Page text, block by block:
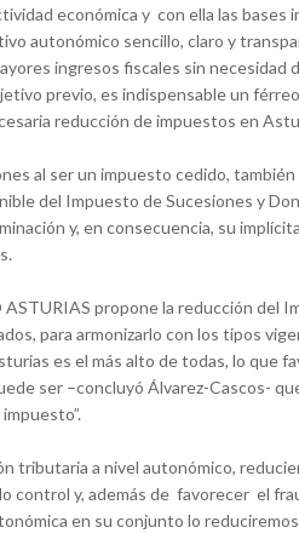
económica y con ella las bases
autonómico sencillo, claro y
ingresos fiscales sin necesidad
previo, es indispensable un
reducción de impuestos en
al ser un impuesto cedido, también
del Impuesto de Sucesiones y
y, en consecuencia, su
propone la reducción del
para armonizarlo con los tipos
es el más alto de todas, lo que
ser –concluyó Álvarez-Cascos-
tributaria a nivel autonómico,
control y, además de favorecer el
en su conjunto lo